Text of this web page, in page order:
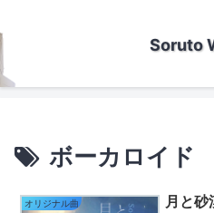
Soruto
ボーカロイド
オリジナル曲 月と